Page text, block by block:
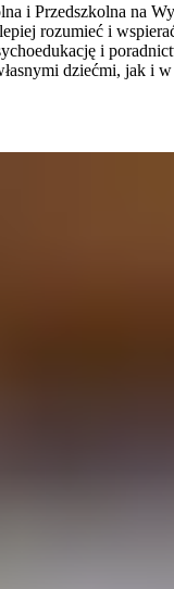
i Przedszkolna na
rozumieć i
i
dziećmi, jak i